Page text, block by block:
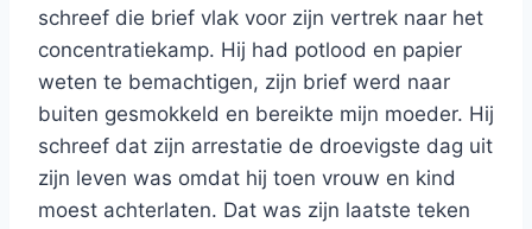
schreef die brief vlak voor zijn vertrek naar het
concentratiekamp. Hij had potlood en papier
weten te bemachtigen, zijn brief werd naar
buiten gesmokkeld en bereikte mijn moeder. Hij
schreef dat zijn arrestatie de droevigste dag uit
zijn leven was omdat hij toen vrouw en kind
moest achterlaten. Dat was zijn laatste teken